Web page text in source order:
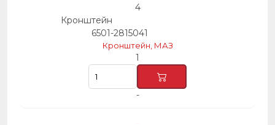
4
Кронштейн
6501-2815041
Кронштейн, МАЗ
1
-